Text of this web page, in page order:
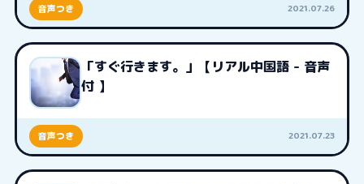
音声つき 2021.07.26
「すぐ行きます。」【リアル中国語 - 音声
付 】
音声つき 2021.07.23